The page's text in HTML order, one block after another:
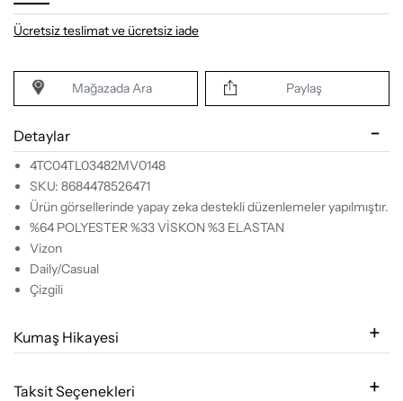
Ücretsiz teslimat ve ücretsiz iade
Mağazada Ara Paylaş
Detaylar
4TC04TL03482MV0148
SKU: 8684478526471
Ürün görsellerinde yapay zeka destekli düzenlemeler yapılmıştır.
%64 POLYESTER %33 VİSKON %3 ELASTAN
Vizon
Daily/Casual
Çizgili
Kumaş Hikayesi
Taksit Seçenekleri